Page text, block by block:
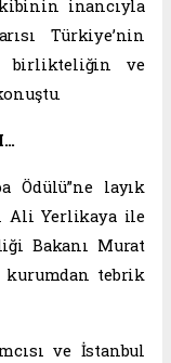
inancıyla
Türkiye’nin
birlikteliğin ve
Ödülü”ne layık
Ali Yerlikaya ile
Bakanı Murat
kurumdan tebrik
ve İstanbul